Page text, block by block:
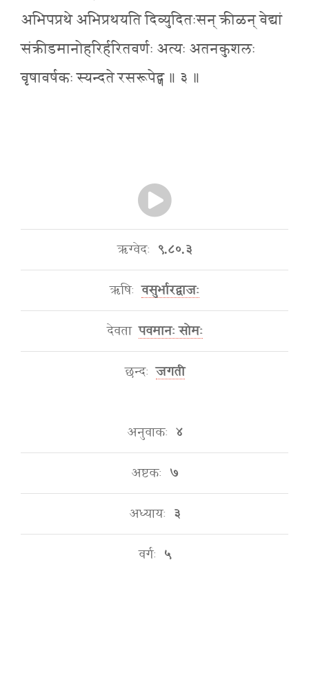
अभिपप्रथे अभिप्रथयति दिव्युदितःसन् क्रीळन् वेद्यां
संक्रीडमानोहरिर्हरितवर्णः अत्यः अतनकुशलः
वृषावर्षकः स्यन्दते रसरूपेद्ण ॥ ३ ॥
ऋग्वेदः ९.८०.३
ऋषिः वसुर्भारद्वाजः
देवता पवमानः सोमः
छन्दः जगती
अनुवाकः ४
अष्टकः ७
अध्यायः ३
वर्गः ५